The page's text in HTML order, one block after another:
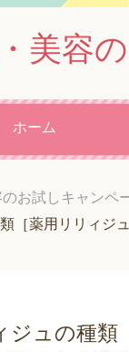
美容
ホーム
お試しキャンペ
［薬用リリィジ
ジュの種類